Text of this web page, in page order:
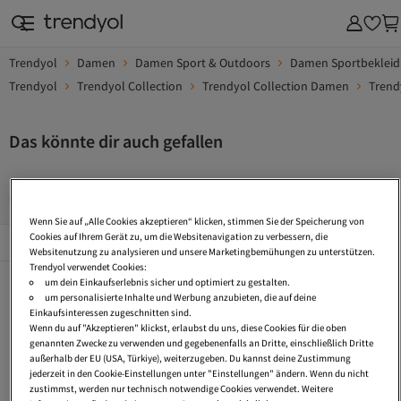
Trendyol Damen Damen Sport & Outdoors
Damen
Trendyol
Trendyol Collection Trendyol Collection Damen
Das könnte dir auch gefallen
Beliebte Seiten Alles Sehen
High Waist Jogginghosen Jogginghose Wolle
Wide Leg Jogginghose
Jogginghosen Tall
Jogginghose Tall
Business Jogginghose Bootcut Jogginghose
Jogging Kleidung
Sweathose
Elegante Damen JogginghosenGestreifte Jogginghose
Wenn Sie auf „Alle Cookies akzeptieren“ klicken, stimmen Sie der Speicherung von
Cookies auf Ihrem Gerät zu, um die Websitenavigation zu verbessern, die
Websitenutzung zu analysieren und unsere Marketingbemühungen zu unterstützen.
Trendyol verwendet Cookies:
um dein Einkaufserlebnis sicher und optimiert zu gestalten.
um personalisierte Inhalte und Werbung anzubieten, die auf deine
Einkaufsinteressen zugeschnitten sind.
Wenn du auf "Akzeptieren" klickst, erlaubst du uns, diese Cookies für die oben
genannten Zwecke zu verwenden und gegebenenfalls an Dritte, einschließlich Dritte
außerhalb der EU (USA, Türkiye), weiterzugeben. Du kannst deine Zustimmung
jederzeit in den Cookie-Einstellungen unter "Einstellungen" ändern. Wenn du nicht
zustimmst, werden nur technisch notwendige Cookies verwendet. Weitere